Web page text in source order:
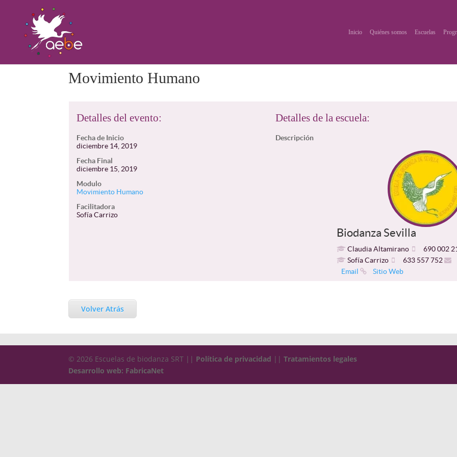
Inicio Quiénes somos Escuelas
Movimiento Humano
Detalles del evento:
Fecha de Inicio
diciembre 14, 2019
Fecha Final
diciembre 15, 2019
Modulo
Movimiento Humano
Facilitadora
Sofía Carrizo
Detalles de la escuela:
Descripción
Biodanza Sevilla
Claudia Altamirano
690 002
Sofía Carrizo
633 557 752
Email
Sitio Web
Volver Atrás
© 2026 Escuelas de biodanza SRT || Política de privacidad ||Tratamientos legales
Desarrollo web: FabricaNet